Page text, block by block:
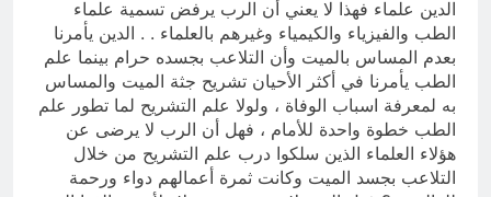
الدين علماء فهذا لا يعني أن الرب يرفض تسمية علماء
الطب والفيزياء والكيمياء وغيرهم بالعلماء . . الدين يأمرنا
بعدم المساس بالميت وأن التلاعب بجسده حرام بينما علم
الطب يأمرنا في أكثر الأحيان تشريح جثة الميت والمساس
به لمعرفة اسباب الوفاة ، ولولا علم التشريح لما تطور علم
الطب خطوة واحدة للأمام ، فهل أن الرب لا يرضى عن
هؤلاء العلماء الذين سلكوا درب علم التشريح من خلال
التلاعب بجسد الميت وكانت ثمرة أعمالهم دواء ورحمة